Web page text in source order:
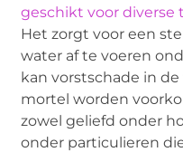
geschikt voor diverse
Het zorgt voor een
water af te voeren
kan vorstschade in
mortel worden
zowel geliefd onder
onder particulieren